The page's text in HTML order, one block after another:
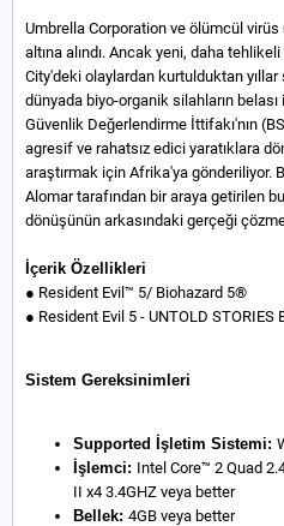
Umbrella Corporation ve ölümcül
altına alındı. Ancak yeni, daha
City'deki olaylardan kurtulduktan
dünyada biyo-organik silahların
Güvenlik Değerlendirme İttifakı'nın
agresif ve rahatsız edici yaratıklara
araştırmak için Afrika'ya gönderiliyor.
Alomar tarafından bir araya getirilen
dönüşünün arkasındaki gerçeği
İçerik Özellikleri
● Resident Evil™ 5/ Biohazard 5®
● Resident Evil 5 - UNTOLD STORIES
Sistem Gereksinimleri
Supported İşletim Sistemi:
İşlemci: Intel Core™ 2 Quad
II x4 3.4GHZ veya better
Bellek: 4GB veya better